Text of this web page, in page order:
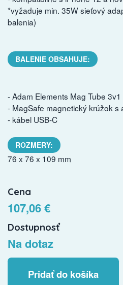
*vyžaduje min. 35W sieťový
balenia)
BALENIE OBSAHUJE:
- Adam Elements Mag Tube
- MagSafe magnetický krúžok s
- kábel USB-C
ROZMERY:
76 x 76 x 109 mm
Cena
107,06 €
Dostupnosť
Na dotaz
Pridať do košíka